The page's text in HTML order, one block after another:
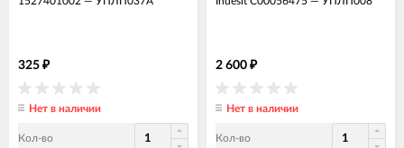
325 ₽
Нет в наличии
Кол-во
2 600 ₽
Нет в наличии
Кол-во